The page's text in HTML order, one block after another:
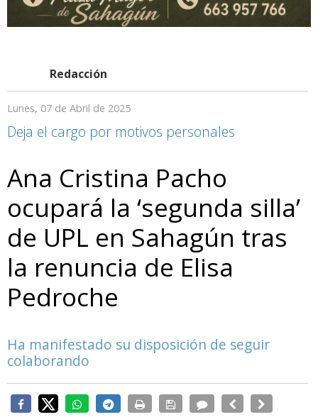
Redacción
Lunes, 07 de Abril de 2025
Deja el cargo por motivos personales
Ana Cristina Pacho
ocupará la ‘segunda silla’
de UPL en Sahagún tras
la renuncia de Elisa
Pedroche
Ha manifestado su disposición de seguir
colaborando